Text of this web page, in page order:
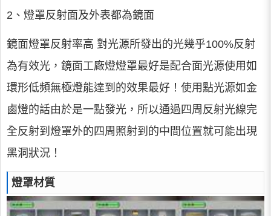
2、燈罩反射面及外表都為鏡面
鏡面燈罩反射率高 對光源所發出的光幾乎100%反射
為有效光，鏡面工廠燈燈罩最好是配合面光源使用如
環形低頻無極燈能達到的效果最好！使用點光源如金
鹵燈的話由於是一點發光，所以通過四周反射光線完
全反射到燈罩外的四周照射到的中間位置就可能出現
黑洞狀況！
燈罩材質